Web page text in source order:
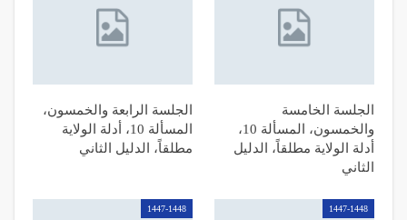
الجلسة الخامسة
والخمسون، المسألة 10،
أدلة الولاية مطلقاً، الدليل
الثاني
الجلسة الرابعة والخمسون،
المسألة 10، أدلة الولاية
مطلقاً، الدليل الثاني
1447-1448
1447-1448